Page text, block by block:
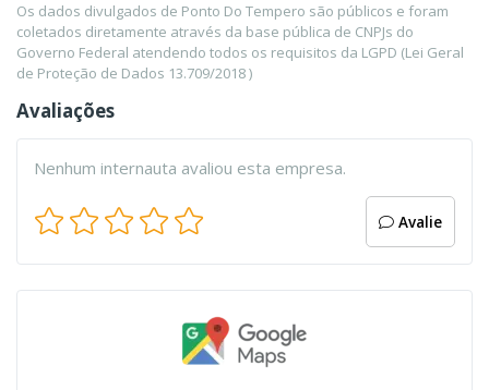
Os dados divulgados de Ponto Do Tempero são públicos e foram
coletados diretamente através da base pública de CNPJs do
Governo Federal atendendo todos os requisitos da LGPD (Lei Geral
de Proteção de Dados 13.709/2018 )
Avaliações
Nenhum internauta avaliou esta empresa.
Avalie